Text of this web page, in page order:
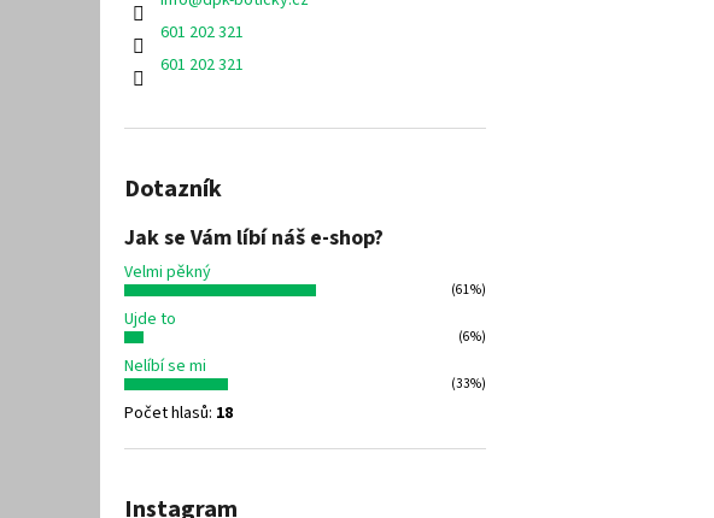
601 202 321
601 202 321
Dotazník
Jak se Vám líbí náš e-shop?
Velmi pěkný
(61%)
Ujde to
(6%)
Nelíbí se mi
(33%)
Počet hlasů: 18
Instagram